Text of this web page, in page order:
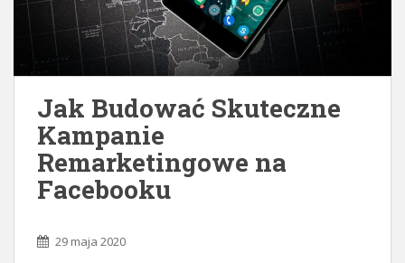
Jak Budować Skuteczne
Kampanie
Remarketingowe na
Facebooku
29 maja 2020